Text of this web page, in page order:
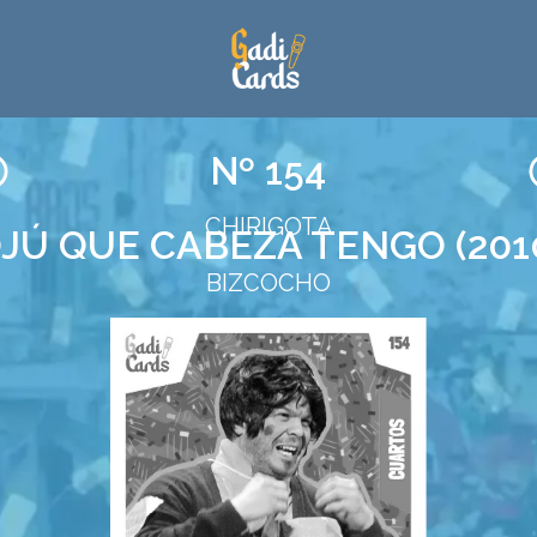
Nº 154
CHIRIGOTA
QUE CABEZA TENGO
BIZCOCHO